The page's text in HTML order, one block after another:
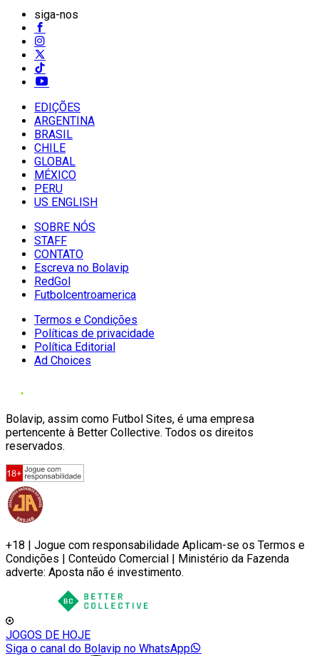
siga-nos
EDIÇÕES
ARGENTINA
BRASIL
CHILE
GLOBAL
MÉXICO
PERU
US ENGLISH
SOBRE NÓS
STAFF
CONTATO
Escreva no Bolavip
RedGol
Futbolcentroamerica
Termos e Condições
Políticas de privacidade
Política Editorial
Ad Choices
Bolavip, assim como Futbol Sites, é uma empresa
pertencente à Better Collective. Todos os direitos
reservados.
+18 | Jogue com responsabilidade Aplicam-se os Termos e
Condições | Conteúdo Comercial | Ministério da Fazenda
adverte: Aposta não é investimento.
JOGOS DE HOJE
Siga o canal do Bolavip no WhatsApp